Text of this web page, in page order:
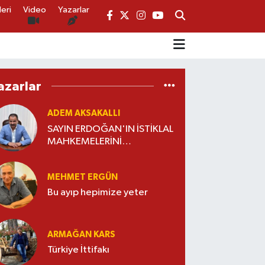
Video Yazarlar
ADEM AKSAKALLI
SAYIN ERDOĞAN'IN İSTİKLAL
MAHKEMELERİNİ
MEHMET ERGÜN
Bu ayıp hepimize yeter
ARMAĞAN KARS
Türkiye İttifakı